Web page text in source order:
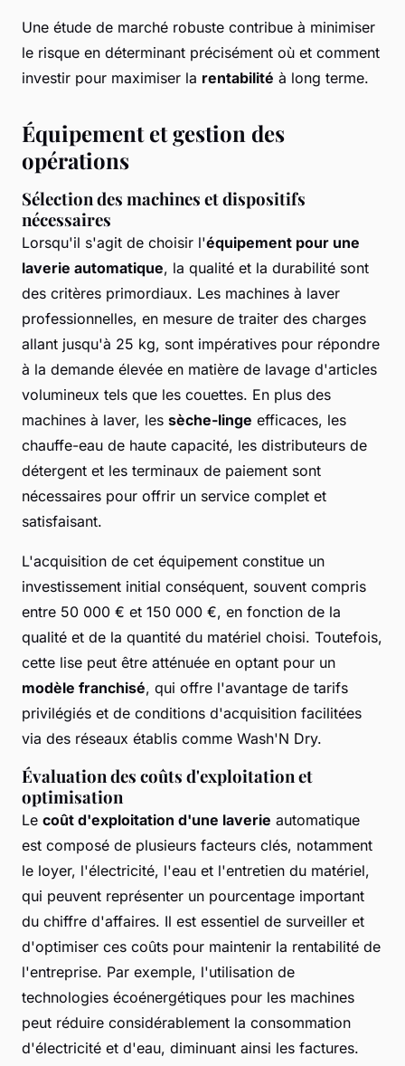
Une étude de marché robuste contribue à minimiser
le risque en déterminant précisément où et comment
investir pour maximiser la rentabilité à long terme.
Équipement et gestion des
opérations
Sélection des machines et dispositifs
nécessaires
Lorsqu'il s'agit de choisir l'équipement pour une
laverie automatique, la qualité et la durabilité sont
des critères primordiaux. Les machines à laver
professionnelles, en mesure de traiter des charges
allant jusqu'à 25 kg, sont impératives pour répondre
à la demande élevée en matière de lavage d'articles
volumineux tels que les couettes. En plus des
machines à laver, les sèche-linge efficaces, les
chauffe-eau de haute capacité, les distributeurs de
détergent et les terminaux de paiement sont
nécessaires pour offrir un service complet et
satisfaisant.
L'acquisition de cet équipement constitue un
investissement initial conséquent, souvent compris
entre 50 000 € et 150 000 €, en fonction de la
qualité et de la quantité du matériel choisi. Toutefois,
cette lise peut être atténuée en optant pour un
modèle franchisé, qui offre l'avantage de tarifs
privilégiés et de conditions d'acquisition facilitées
via des réseaux établis comme Wash'N Dry.
Évaluation des coûts d'exploitation et
optimisation
Le coût d'exploitation d'une laverie automatique
est composé de plusieurs facteurs clés, notamment
le loyer, l'électricité, l'eau et l'entretien du matériel,
qui peuvent représenter un pourcentage important
du chiffre d'affaires. Il est essentiel de surveiller et
d'optimiser ces coûts pour maintenir la rentabilité de
l'entreprise. Par exemple, l'utilisation de
technologies écoénergétiques pour les machines
peut réduire considérablement la consommation
d'électricité et d'eau, diminuant ainsi les factures.